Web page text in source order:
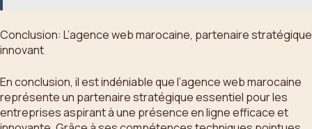
Conclusion: L’agence web marocaine, partenaire stratégique
innovant
En conclusion, il est indéniable que l’agence web marocaine
représente un partenaire stratégique essentiel pour les
entreprises aspirant à une présence en ligne efficace et